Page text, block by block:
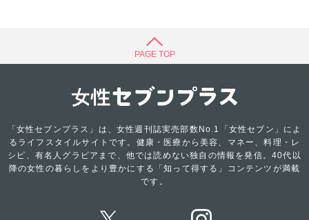
PAGE TOP
「女性セブンプラス」は、女性週刊誌実売部数No.1「女性セブン」によ
るライフスタイルサイトです。健康・医療から美容、マネー、料理・レ
シピ、有名人グラビアまで、他では読めない独自の情報を発信。40代以
降の女性の暮らしをより豊かにする「知って得する」コンテンツが満載
です。